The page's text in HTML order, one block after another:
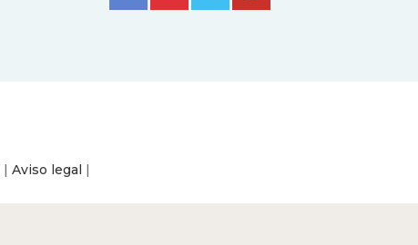
| Aviso legal |